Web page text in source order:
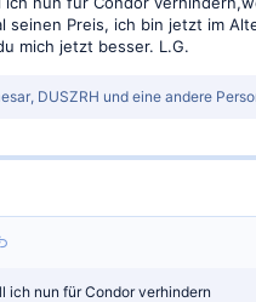
seinen Preis, ich bin jetzt im
mich jetzt besser. L.G.
, DUSZRH und eine andere
ich nun für Condor verhindern